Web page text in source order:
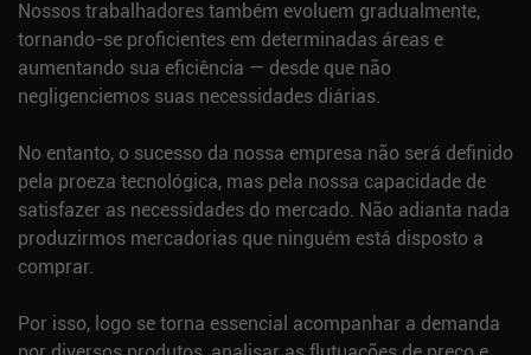
Nossos trabalhadores também evoluem gradualmente,
tornando-se proficientes em determinadas áreas e
aumentando sua eficiência — desde que não
negligenciemos suas necessidades diárias.
No entanto, o sucesso da nossa empresa não será definido
pela proeza tecnológica, mas pela nossa capacidade de
satisfazer as necessidades do mercado. Não adianta nada
produzirmos mercadorias que ninguém está disposto a
comprar.
Por isso, logo se torna essencial acompanhar a demanda